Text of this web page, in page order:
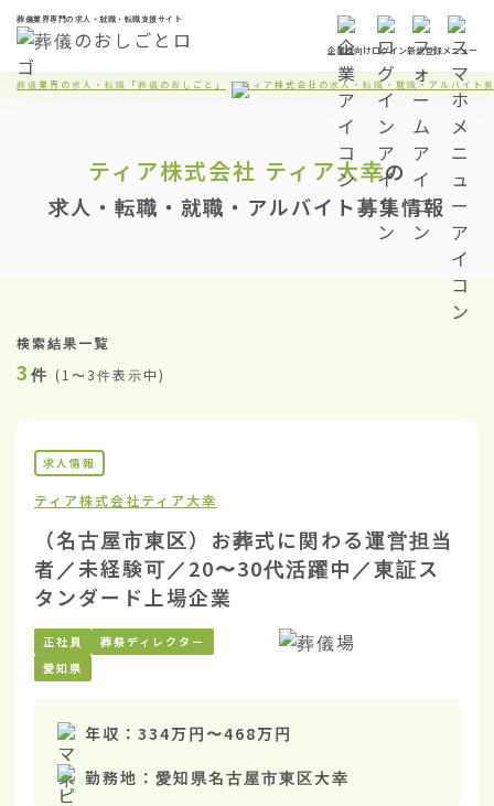
葬儀業界専門の求人・就職・転職支援サイト
企業様向けログイン新規登録メニュー
葬儀業界の求人・転職「葬儀のおしごと」 ティア株式会社の求人・転職・就職・アルバイト
ティア株式会社 ティア大幸の
求人・転職・就職・アルバイト募集情報
検索結果一覧
3 件 (1〜3件表示中)
求人情報
ティア株式会社ティア大幸
（名古屋市東区）お葬式に関わる運営担当
者／未経験可／20〜30代活躍中／東証ス
タンダード上場企業
正社員
葬祭ディレクター
愛知県
年収： 334万円〜468万円
勤務地： 愛知県名古屋市東区大幸